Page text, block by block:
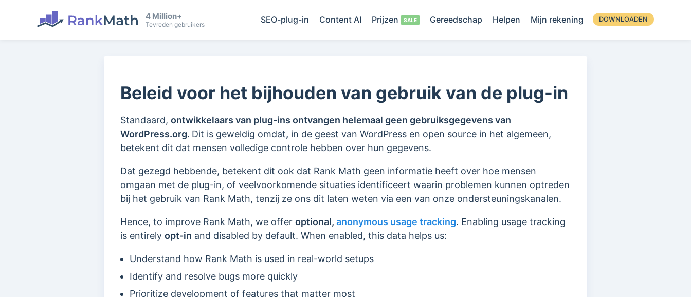
4 Million+
Tevreden gebruikers SEO-plug-in Content AI Prijzen Gereedschap Helpen Mijn rekening DOWNLOADEN
Beleid voor het bijhouden van gebruik van de plug-in
Standaard, ontwikkelaars van plug-ins ontvangen helemaal geen gebruiksgegevens van
WordPress.org. Dit is geweldig omdat, in de geest van WordPress en open source in het algemeen,
betekent dit dat mensen volledige controle hebben over hun gegevens.
Dat gezegd hebbende, betekent dit ook dat Rank Math geen informatie heeft over hoe mensen
omgaan met de plug-in, of veelvoorkomende situaties identificeert waarin problemen kunnen optreden
bij het gebruik van Rank Math, tenzij ze ons dit laten weten via een van onze ondersteuningskanalen.
Hence, to improve Rank Math, we offer optional, anonymous usage tracking. Enabling usage tracking
is entirely opt-in and disabled by default. When enabled, this data helps us:
Understand how Rank Math is used in real-world setups
Identify and resolve bugs more quickly
Prioritize development of features that matter most